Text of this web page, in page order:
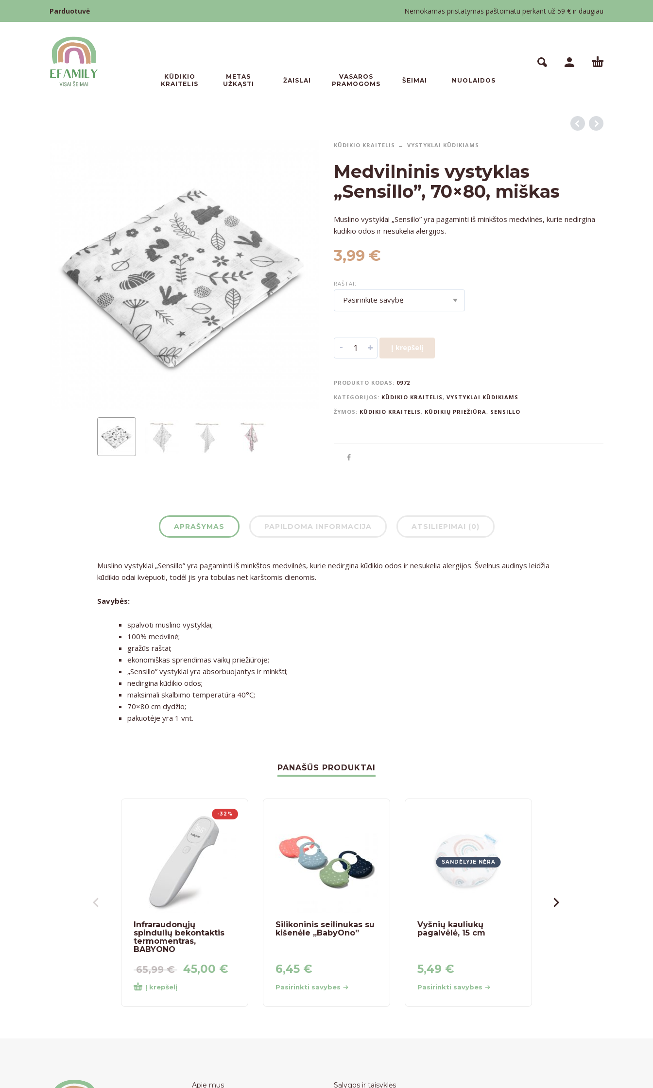
Parduotuvė Nemokamas pristatymas paštomatu perkant už 59 € ir daugiau
KŪDIKIO
KRAITELIS
METAS
UŽKĄSTI
ŽAISLAI
VASAROS
PRAMOGOMS
ŠEIMAI NUOLAIDOS
KŪDIKIO KRAITELIS VYSTYKLAI KŪDIKIAMS
Medvilninis vystyklas
„Sensillo”, 70×80, miškas
Muslino vystyklai „Sensillo” yra pagaminti iš minkštos medvilnės, kurie nedirgina
kūdikio odos ir nesukelia alergijos.
3,99 €
RAŠTAI:
Pasirinkite savybę
- + Į krepšelį
PRODUKTO KODAS: 0972
KATEGORIJOS: KŪDIKIO KRAITELIS, VYSTYKLAI KŪDIKIAMS
ŽYMOS: KŪDIKIO KRAITELIS, KŪDIKIŲ PRIEŽIŪRA, SENSILLO
APRAŠYMAS PAPILDOMA INFORMACIJA ATSILIEPIMAI (0)
Muslino vystyklai „Sensillo”yra pagaminti iš minkštos medvilnės, kurie nedirgina kūdikio odos ir nesukelia alergijos. Švelnus audinys leidžia
kūdikio odai kvėpuoti, todėl jis yra tobulas net karštomis dienomis.
Savybės:
spalvoti muslino vystyklai;
100% medvilnė;
gražūs raštai;
ekonomiškas sprendimas vaikų priežiūroje;
„Sensillo” vystyklai yra absorbuojantys ir minkšti;
nedirgina kūdikio odos;
maksimali skalbimo temperatūra 40°C;
70×80 cm dydžio;
pakuotėje yra 1 vnt.
PANAŠŪS PRODUKTAI
-32%
Infraraudonųjų
spindulių bekontaktis
termomentras,
BABYONO
65,99€ 45,00 €
Į krepšelį
Silikoninis seilinukas su
kišenėle „BabyOno”
6,45 €
Pasirinkti savybes
SANDĖLYJE NĖRA
Vyšnių kauliukų
pagalvėlė, 15 cm
5,49 €
Pasirinkti savybes
Apie mus Sąlygos ir taisyklės